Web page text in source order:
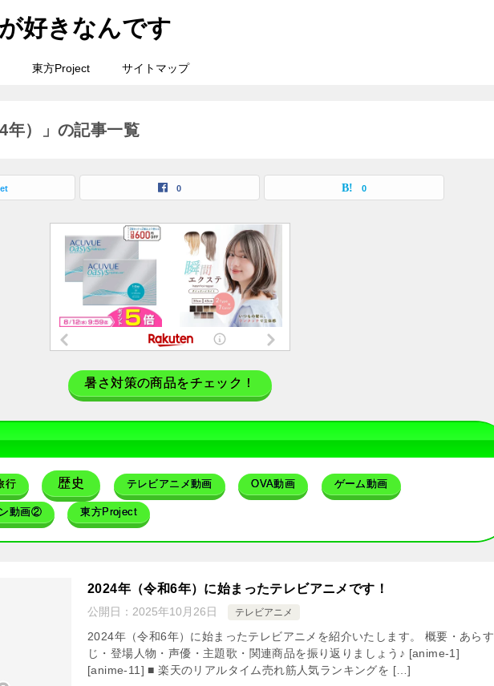
好きなんです
東方Project サイトマップ
年）」の記事一覧
0 0
暑さ対策の商品をチェック！
行 歴史 テレビアニメ動画 OVA動画 ゲーム動画
動画② 東方Project
2024年（令和6年）に始まったテレビアニメです！
公開日： 2025年10月26日 テレビアニメ
2024年（令和6年）に始まったテレビアニメを紹介いたします。 概要・あらす
じ・登場人物・声優・主題歌・関連商品を振り返りましょう♪ [anime-1]
[anime-11] ■ 楽天のリアルタイム売れ筋人気ランキングを […]